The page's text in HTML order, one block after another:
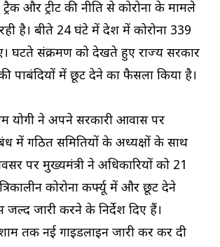
और ट्रीट की नीति से कोरोना के मामले
है। बीते 24 घंटे में प्रदेश में कोरोना 339
घटते संक्रमण को देखते हुए राज्य सरकार
पाबंदियों में छूट देने का फैसला किया है।
योगी ने अपने सरकारी आवास पर
में गठित समितियों के अध्यक्षों के साथ
पर मुख्यमंत्री ने अधिकारियों को 21
कोरोना कर्फ्यू में और छूट देने
जल्द जारी करने के निर्देश दिए हैं।
तक नई गाइडलाइन जारी कर कर दी